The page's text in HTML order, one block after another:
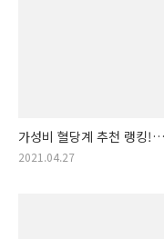
가성비 혈당계 추천 랭킹!
혈당계 순위! (혈당 체크기,
2021.04.27